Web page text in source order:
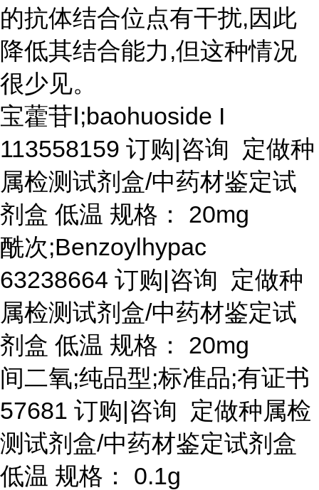
的抗体结合位点有干扰,因此
降低其结合能力,但这种情况
很少见。
宝藿苷Ⅰ;baohuoside I
113558159 订购|咨询 定做种
属检测试剂盒/中药材鉴定试
剂盒 低温 规格： 20mg
酰次;Benzoylhypac
63238664 订购|咨询 定做种
属检测试剂盒/中药材鉴定试
剂盒 低温 规格： 20mg
间二氧;纯品型;标准品;有证书
57681 订购|咨询 定做种属检
测试剂盒/中药材鉴定试剂盒
低温 规格： 0.1g